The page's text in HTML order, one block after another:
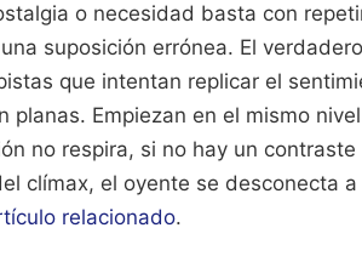
o necesidad basta con
suposición errónea. El
que intentan replicar el
Empiezan en el mismo
no respira, si no hay un contraste
clímax, el oyente se desconecta
relacionado.